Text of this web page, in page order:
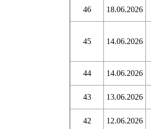
46 18.06.2026
45 14.06.2026
44 14.06.2026
43 13.06.2026
42 12.06.2026